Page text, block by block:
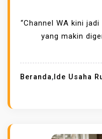
“Channel WA kini
yang makin
Beranda, Ide Usaha